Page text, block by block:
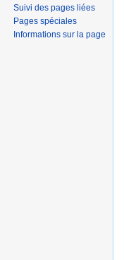
Suivi des pages liées
Pages spéciales
Informations sur la page